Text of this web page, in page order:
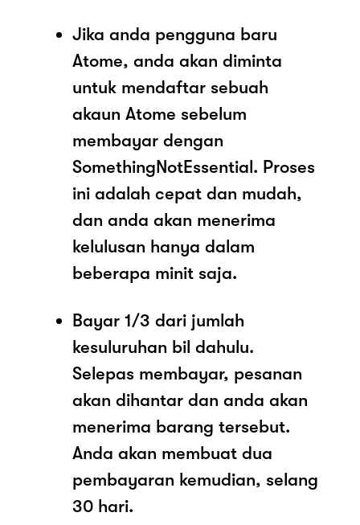
Jika anda pengguna baru
Atome, anda akan diminta
untuk mendaftar sebuah
akaun Atome sebelum
membayar dengan
SomethingNotEssential. Proses
ini adalah cepat dan mudah,
dan anda akan menerima
kelulusan hanya dalam
beberapa minit saja.
Bayar 1/3 dari jumlah
kesuluruhan bil dahulu.
Selepas membayar, pesanan
akan dihantar dan anda akan
menerima barang tersebut.
Anda akan membuat dua
pembayaran kemudian, selang
30 hari.